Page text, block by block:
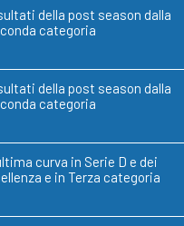
della post season dalla
categoria
della post season dalla
categoria
curva in Serie D e dei
e in Terza categoria